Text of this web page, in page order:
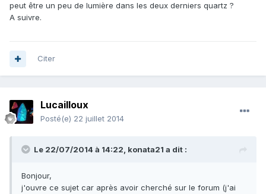
peut être un peu de lumière dans les deux derniers quartz ?
A suivre.
Citer
Lucailloux
Posté(e) 22 juillet 2014
Le 22/07/2014 à 14:22, konata21 a dit :
Bonjour,
j'ouvre ce sujet car après avoir cherché sur le forum (j'ai